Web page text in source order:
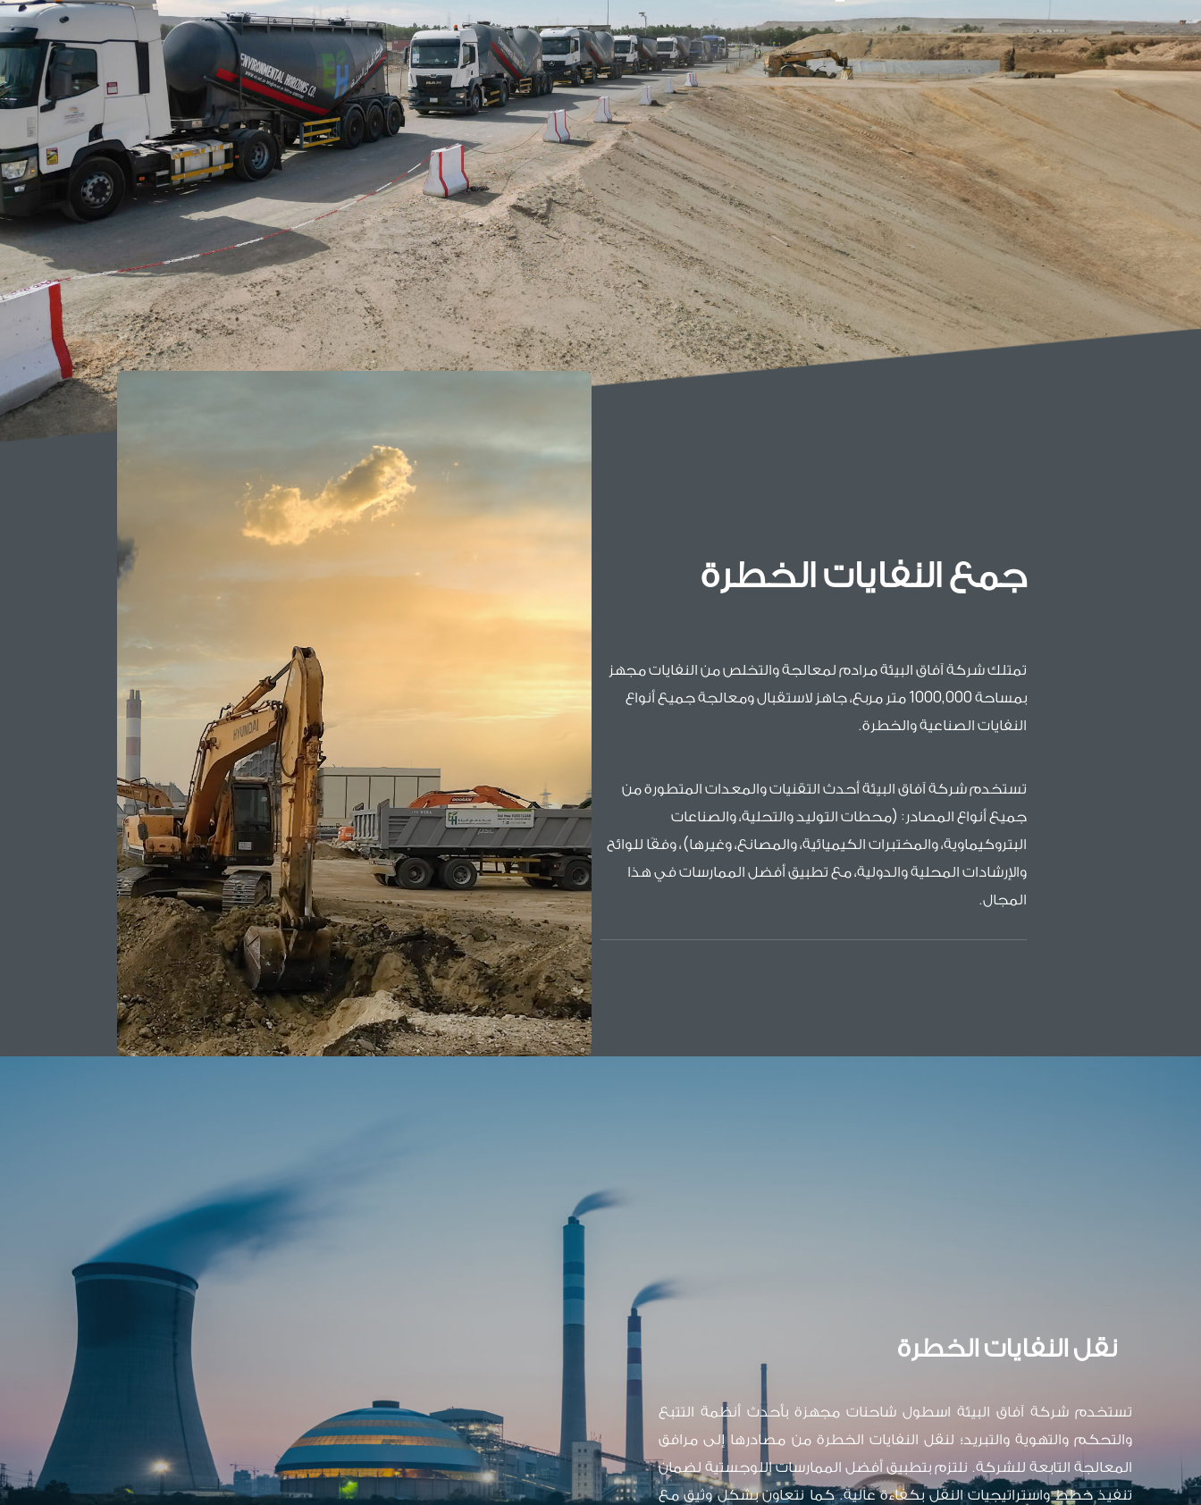
جمع النفايات الخطرة
تمتلك شركة آفاق البيئة مرادم لمعالجة والتخلص من النفايات مجهز
بمساحة 1000,000 متر مربع، جاهز لاستقبال ومعالجة جميع أنواع
النفايات الصناعية والخطرة.
تستخدم شركة آفاق البيئة أحدث التقنيات والمعدات المتطورة من
جميع أنواع المصادر: (محطات التوليد والتحلية، والصناعات
البتروكيماوية، والمختبرات الكيميائية، والمصانع، وغيرها)، وفقًا للوائح
والإرشادات المحلية والدولية، مع تطبيق أفضل الممارسات في هذا
المجال.
نقل النفايات الخطرة
تستخدم شركة آفاق البيئة اسطول شاحنات مجهزة بأحدث أنظمة التتبع
والتحكم والتهوية والتبريد؛ لنقل النفايات الخطرة من مصادرها إلى مرافق
المعالجة التابعة للشركة. نلتزم بتطبيق أفضل الممارسات اللوجستية لضمان
تنفيذ خطط واستراتيجيات النقل بكفاءة عالية. كما نتعاون بشكل وثيق مع